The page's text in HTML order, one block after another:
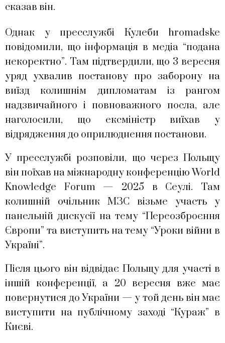
сказав він.
Однак у пресслужбі Кулеби hromadske
повідомили, що інформація в медіа “подана
некоректно”. Там підтвердили, що 3 вересня
уряд ухвалив постанову про заборону на
виїзд колишнім дипломатам із рангом
надзвичайного і повноважного посла, але
наголосили, що ексміністр виїхав у
відрядження до оприлюднення постанови.
У пресслужбі розповіли, що через Польщу
він поїхав на міжнародну конференцію World
Knowledge Forum — 2025 в Сеулі. Там
колишній очільник МЗС візьме участь у
панельній дискусії на тему “Переозброєння
Європи” та виступить на тему “Уроки війни в
Україні”.
Після цього він відвідає Польщу для участі в
іншій конференції, а 20 вересня вже має
повернутися до України — у той день він має
виступити на публічному заході “Кураж” в
Києві.